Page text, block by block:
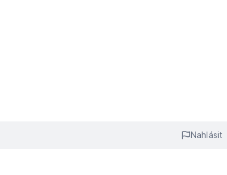
Nahlásit